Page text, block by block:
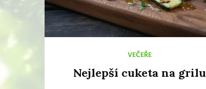
VEČEŘE
Nejlepší cuketa na grilu